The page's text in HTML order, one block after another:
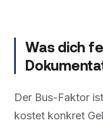
Was dich
Der Bus-Faktor
kostet konkret